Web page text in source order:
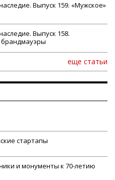
Выпуск 159. «Мужское»
Выпуск 158.
еще статьи
стартапы
и монументы к 70-летию